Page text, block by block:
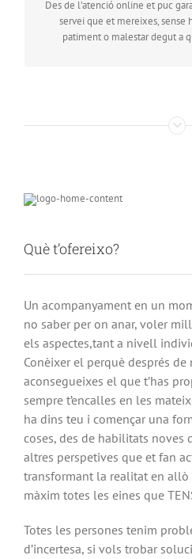
Des de l’atenció online et puc
servei que et mereixes, sense
patiment o malestar degut a
per a tu.
Què t’ofereixo?
Un acompanyament en un
no saber per on anar, voler
els aspectes,tant a nivell
Conèixer el perquè després
aconsegueixes el que t’has
sempre t’encalles en les
ha dins teu i començar una
coses, des de habilitats noves
altres perspetives que et fan
transformant la realitat en
màxim totes les eines que
Totes les persones tenim
d’incertesa, si vols trobar